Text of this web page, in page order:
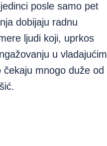
posle samo pet
dobijaju radnu
ljudi koji, uprkos
u vladajućim
mnogo duže od